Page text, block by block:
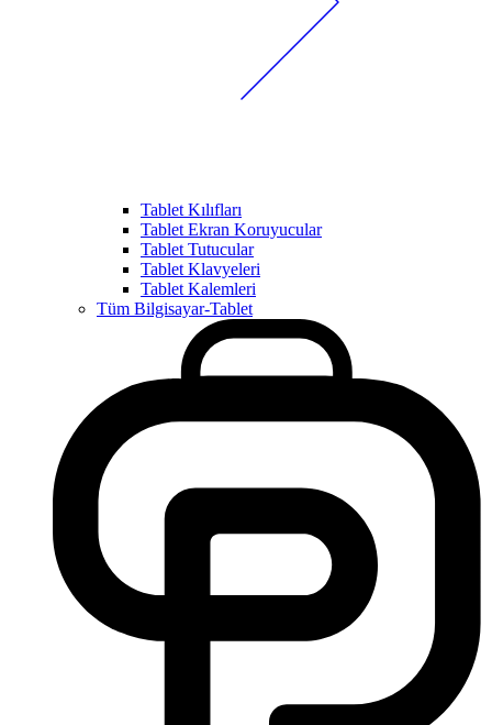
Tablet Kılıfları
Tablet Ekran Koruyucular
Tablet Tutucular
Tablet Klavyeleri
Tablet Kalemleri
Tüm Bilgisayar-Tablet